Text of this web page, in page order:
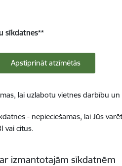
sīkdatnes**
Apstiprināt atzīmētās
lai uzlabotu vietnes darbību
- nepieciešamas, lai Jūs
vai citus.
izmantotajām sīkdatnēm